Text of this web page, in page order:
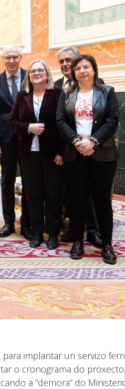
implantar un servizo
o cronograma do proxecto,
a “demora” do